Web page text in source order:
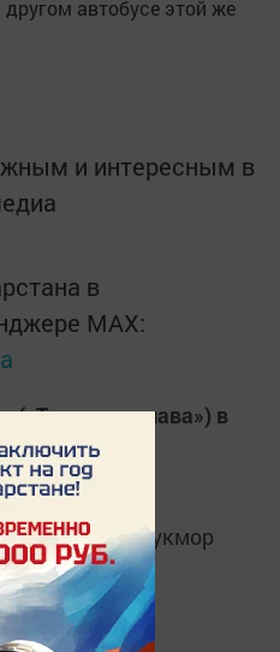
автобусе этой же
и интересным в
в
MАХ:
(«Трудовая слава») в
канал«Кукмор